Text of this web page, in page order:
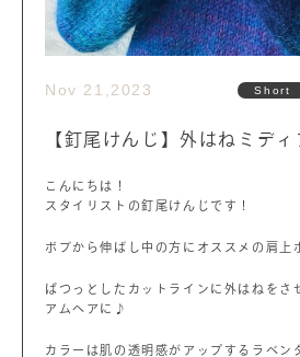
Nov 21,2023 Short
【釘尾けんじ】外はねミディ
こんにちは！
スタイリストの釘尾けんじです！
ボブから伸ばし中の方にオススメの肩上
ぱつっとしたカットラインに外はねをさ
アムヘアに♪
カラーは肌の透明感がアップするラベン